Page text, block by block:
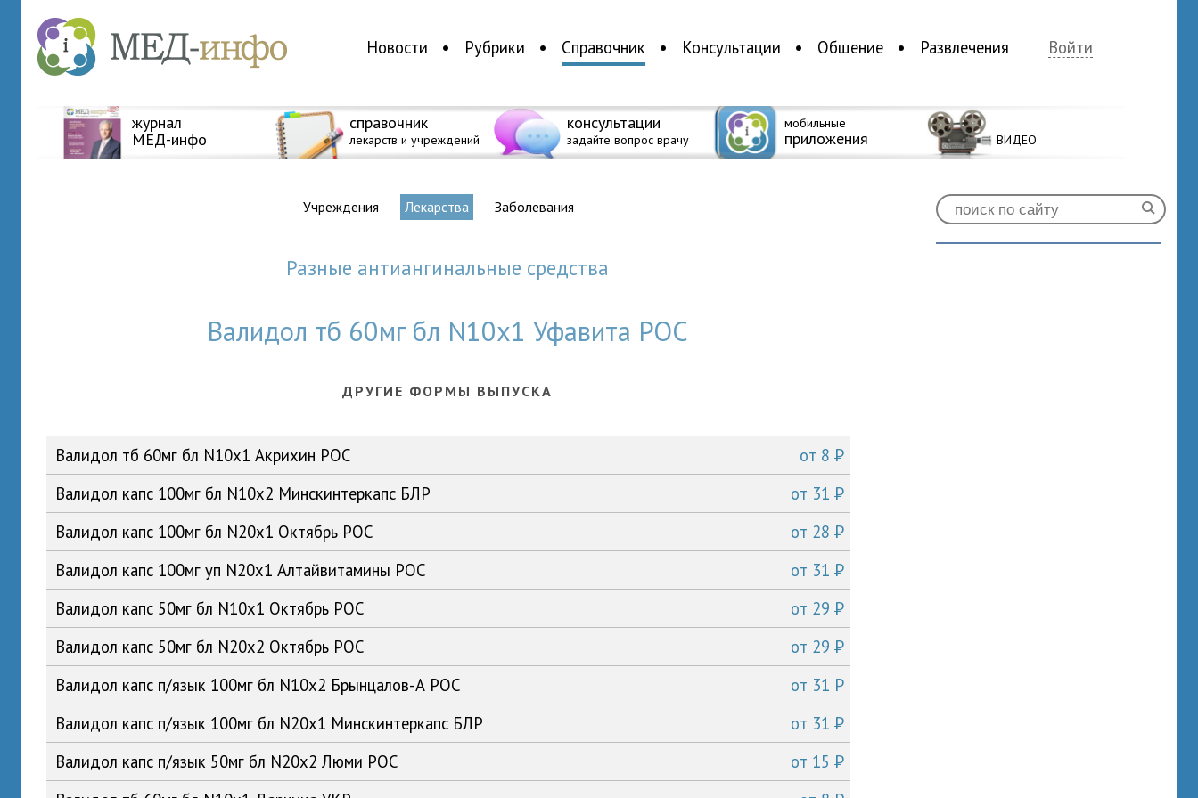
Новости Рубрики Справочник Консультации Общение Развлечения Войти
журнал
МЕД-инфо
справочник
лекарств и учреждений
консультации
задайте вопрос врачу
мобильные
приложения ВИДЕО
Учреждения Лекарства Заболевания
Разные антиангинальные средства
Валидол тб 60мг бл N10x1 Уфавита РОС
ДРУГИЕ ФОРМЫ ВЫПУСКА
от 8P
Валидол тб 60мг бл N10x1 Акрихин РОС
от 31P
Валидол капс 100мг бл N10x2 Минскинтеркапс БЛР
от 28P
Валидол капс 100мг бл N20x1 Октябрь РОС
от 31P
Валидол капс 100мг уп N20x1 Алтайвитамины РОС
от 29P
Валидол капс 50мг бл N10x1 Октябрь РОС
от 29P
Валидол капс 50мг бл N20x2 Октябрь РОС
от 31P
Валидол капс п/язык 100мг бл N10x2 Брынцалов-А РОС
от 31P
Валидол капс п/язык 100мг бл N20x1 Минскинтеркапс БЛР
от 15P
Валидол капс п/язык 50мг бл N20x2 Люми РОС